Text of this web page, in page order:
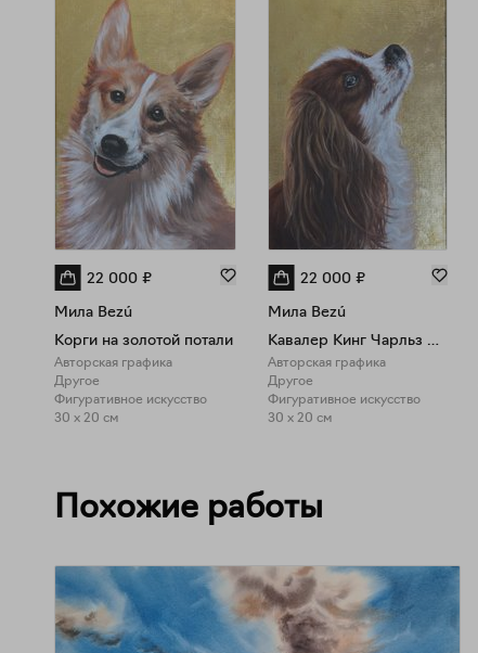
22 000 ₽
Мила Bezú
Корги на золотой потали
Авторская графика
Другое
Фигуративное искусство
30 x 20 см
22 000 ₽
Мила Bezú
Кавалер Кинг Чарльз Спаниель на золотой потали
Авторская графика
Другое
Фигуративное искусство
30 x 20 см
Похожие работы